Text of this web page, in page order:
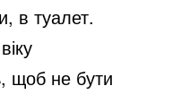
в туалет.
щоб не бути